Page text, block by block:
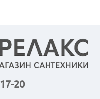
20